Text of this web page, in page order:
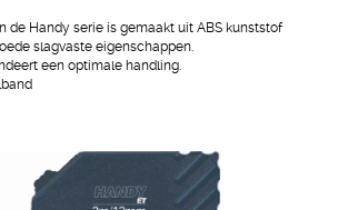
de Handy serie is gemaakt uit ABS kunststof
slagvaste eigenschappen.
een optimale handling.